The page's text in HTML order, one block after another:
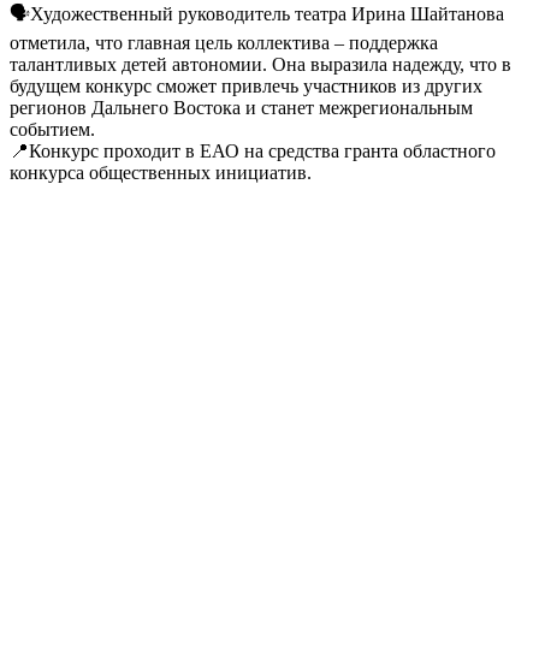
🗣Художественный руководитель театра Ирина Шайтанова
отметила, что главная цель коллектива – поддержка
талантливых детей автономии. Она выразила надежду, что в
будущем конкурс сможет привлечь участников из других
регионов Дальнего Востока и станет межрегиональным
событием.
📍Конкурс проходит в ЕАО на средства гранта областного
конкурса общественных инициатив.